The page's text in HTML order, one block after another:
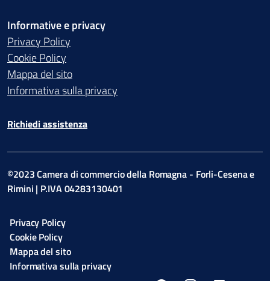
Informative e privacy
Privacy Policy
Cookie Policy
Mappa del sito
Informativa sulla privacy
Richiedi assistenza
©2023 Camera di commercio della Romagna - Forli-Cesena e
Rimini | P.IVA 04283130401
Privacy Policy
Cookie Policy
Mappa del sito
Informativa sulla privacy